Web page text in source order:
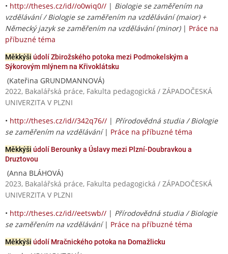
• http://theses.cz/id//o0wiq0// | Biologie se zaměřením na
vzdělávání / Biologie se zaměřením na vzdělávání (maior) +
Německý jazyk se zaměřením na vzdělávání (minor)| Práce na
příbuzné téma
Měkkýši údolí Zbirožského potoka mezi Podmokelským a
Sýkorovým mlýnem na Křivoklátsku
(Kateřina GRUNDMANNOVÁ)
2022, Bakalářská práce, Fakulta pedagogická / ZÁPADOČESKÁ
UNIVERZITA V PLZNI
• http://theses.cz/id//342q76// | Přírodovědná studia / Biologie
se zaměřením na vzdělávání| Práce na příbuzné téma
Měkkýši údolí Berounky a Úslavy mezi Plzní-Doubravkou a
Druztovou
(Anna BLÁHOVÁ)
2023, Bakalářská práce, Fakulta pedagogická / ZÁPADOČESKÁ
UNIVERZITA V PLZNI
• http://theses.cz/id//eetswb// | Přírodovědná studia / Biologie
se zaměřením na vzdělávání| Práce na příbuzné téma
Měkkýši údolí Mračnického potoka na Domažlicku